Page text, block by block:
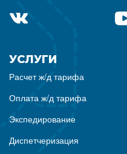
УСЛУГИ
Расчет ж/д тарифа
Оплата ж/д тарифа
Экспедирование
Диспетчеризация